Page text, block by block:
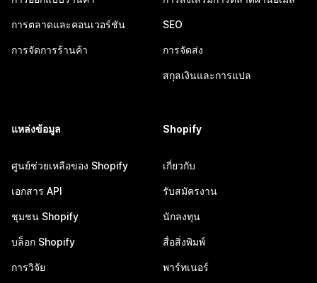
การตลาดและคอนเวอร์ชัน
การจัดการร้านค้า
SEO
การจัดส่ง
สกุลเงินและการแปล
แหล่งข้อมูล
ศูนย์ช่วยเหลือของ Shopify
เอกสาร API
ชุมชน Shopify
บล็อก Shopify
การวิจัย
Shopify
เกี่ยวกับ
รับสมัครงาน
นักลงทุน
สื่อสิ่งพิมพ์
พาร์ทเนอร์